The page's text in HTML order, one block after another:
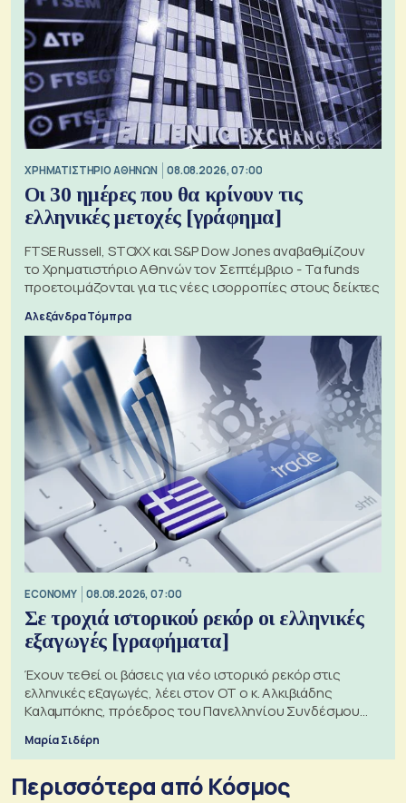
XΡΗΜΑΤΙΣΤΗΡΙΟ ΑΘΗΝΩΝ 08.08.2026, 07:00
Οι 30 ημέρες που θα κρίνουν τις
ελληνικές μετοχές [γράφημα]
FTSE Russell, STOXX και S&P Dow Jones αναβαθμίζουν
το Χρηματιστήριο Αθηνών τον Σεπτέμβριο - Τα funds
προετοιμάζονται για τις νέες ισορροπίες στους δείκτες
Αλεξάνδρα Τόμπρα
ECONOMY 08.08.2026, 07:00
Σε τροχιά ιστορικού ρεκόρ οι ελληνικές
εξαγωγές [γραφήματα]
Έχουν τεθεί οι βάσεις για νέο ιστορικό ρεκόρ στις
ελληνικές εξαγωγές, λέει στον ΟΤ ο κ. Αλκιβιάδης
Καλαμπόκης, πρόεδρος του Πανελληνίου Συνδέσμου
Μαρία Σιδέρη
Περισσότερα από Κόσμος